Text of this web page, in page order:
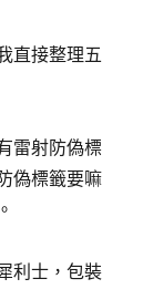
直接整理五
雷射防偽標
偽標籤要嘛
利士，包裝